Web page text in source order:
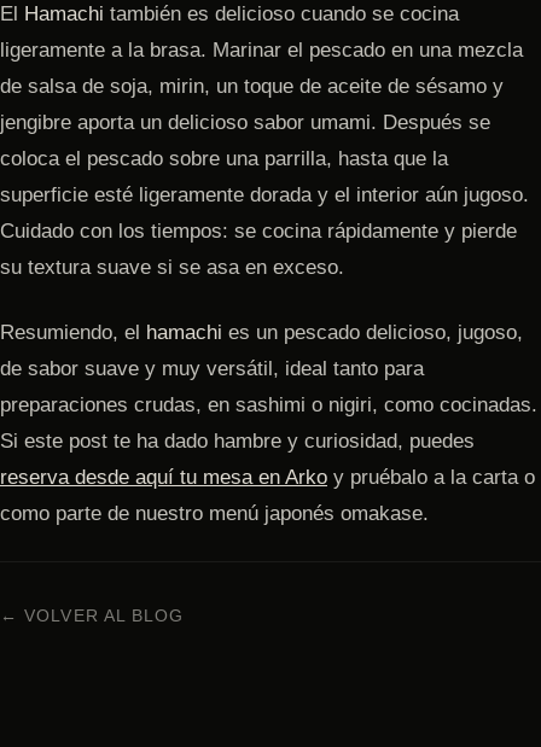
El Hamachi también es delicioso cuando se cocina
ligeramente a la brasa. Marinar el pescado en una mezcla
de salsa de soja, mirin, un toque de aceite de sésamo y
jengibre aporta un delicioso sabor umami. Después se
coloca el pescado sobre una parrilla, hasta que la
superficie esté ligeramente dorada y el interior aún jugoso.
Cuidado con los tiempos: se cocina rápidamente y pierde
su textura suave si se asa en exceso.
Resumiendo, el hamachi es un pescado delicioso, jugoso,
de sabor suave y muy versátil, ideal tanto para
preparaciones crudas, en sashimi o nigiri, como cocinadas.
Si este post te ha dado hambre y curiosidad, puedes
reserva desde aquí tu mesa en Arko y pruébalo a la carta o
como parte de nuestro menú japonés omakase.
← VOLVER AL BLOG